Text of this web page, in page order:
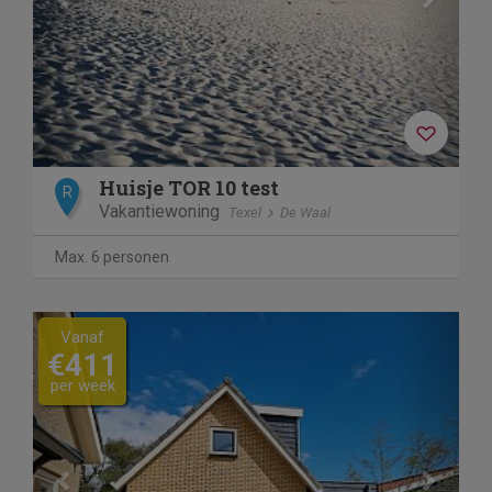
R Huisje TOR 10 test
Vakantiewoning Texel De Waal
Max. 6 personen
Previous
Vanaf
€411
per week